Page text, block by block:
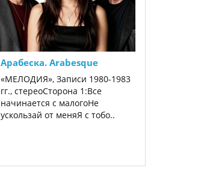
Арабеска. Arabesque
«МЕЛОДИЯ», Записи 1980-1983
гг., стереоСторона 1:Все
начинается с малогоНе
ускользай от меняЯ с тобо..